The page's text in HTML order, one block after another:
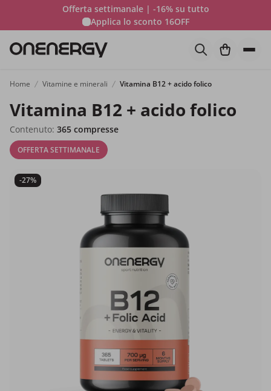
Offerta settimanale | -16% su tutto
Applica lo sconto 16OFF
Home Vitamine e minerali Vitamina B12 + acido folico
Vitamina B12 + acido folico
Contenuto: 365 compresse
OFFERTA SETTIMANALE
-27%